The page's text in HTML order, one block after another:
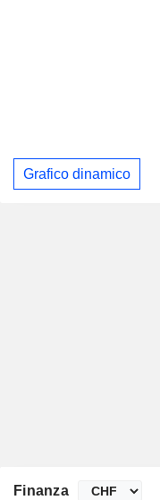
Grafico dinamico
Finanza